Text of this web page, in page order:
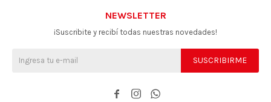
NEWSLETTER
¡Suscribite y recibí todas nuestras novedades!
SUSCRIBIRME
  